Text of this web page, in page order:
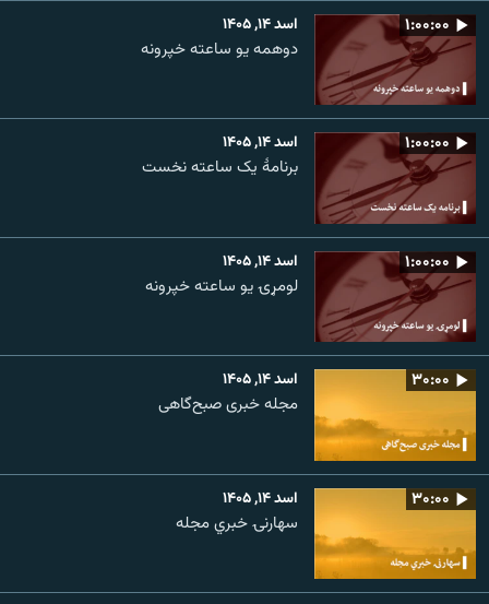
۱:۰۰:۰۰ اسد ۱۴, ۱۴۰۵
دوهمه یو ساعته خپرونه
۱:۰۰:۰۰ اسد ۱۴, ۱۴۰۵
برنامۀ یک ساعته نخست
۱:۰۰:۰۰ اسد ۱۴, ۱۴۰۵
لومړۍ یو ساعته خپرونه
۳۰:۰۰ اسد ۱۴, ۱۴۰۵
مجله خبری صبح‌گاهی
۳۰:۰۰ اسد ۱۴, ۱۴۰۵
سهارنۍ خبري مجله